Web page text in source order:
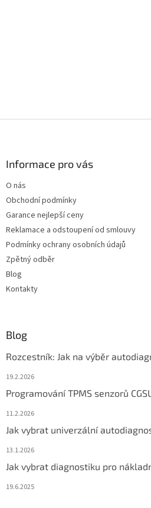
Informace pro vás
O nás
Obchodní podmínky
Garance nejlepší ceny
Reklamace a odstoupení od smlouvy
Podmínky ochrany osobních údajů
Zpětný odběr
Blog
Kontakty
Blog
Rozcestník: Jak na výběr
19.2.2026
Programování TPMS senzorů
11.2.2026
Jak vybrat univerzální
13.1.2026
Jak vybrat diagnostiku pro
19.6.2025